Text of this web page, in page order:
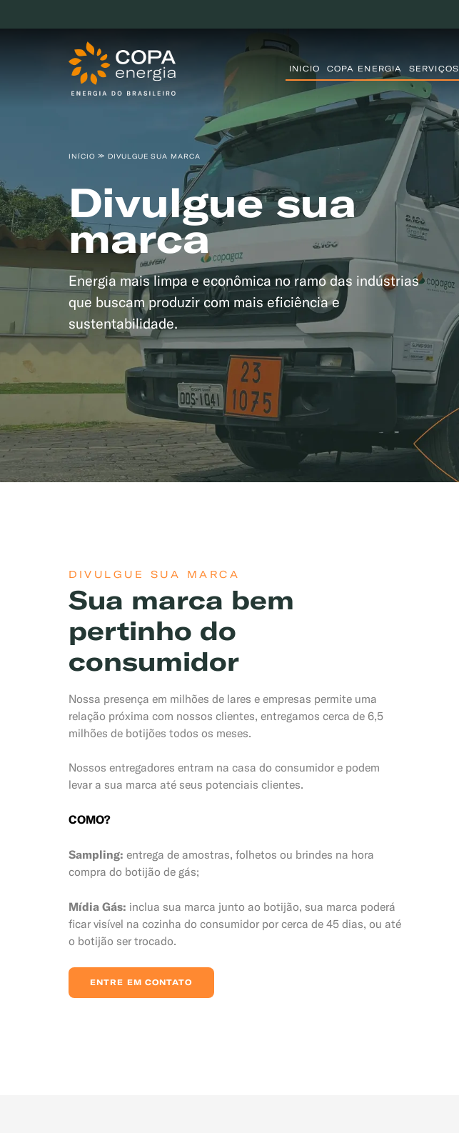
INICIO COPA ENERGIA SERVIÇOS
Exemplo: GLP, Liquigás, Copagaz, Gás para Comércio
INÍCIO DIVULGUE SUA MARCA
Divulgue sua
marca
Energia mais limpa e econômica no ramo das indústrias
que buscam produzir com mais eficiência e
sustentabilidade.
DIVULGUE SUA MARCA
Sua marca bem
pertinho do
consumidor
Nossa presença em milhões de lares e empresas permite uma
relação próxima com nossos clientes, entregamos cerca de 6,5
milhões de botijões todos os meses.
Nossos entregadores entram na casa do consumidor e podem
levar a sua marca até seus potenciais clientes.
COMO?
Sampling: entrega de amostras, folhetos ou brindes na hora
compra do botijão de gás;
Mídia Gás: inclua sua marca junto ao botijão, sua marca poderá
ficar visível na cozinha do consumidor por cerca de 45 dias, ou até
o botijão ser trocado.
ENTRE EM CONTATO